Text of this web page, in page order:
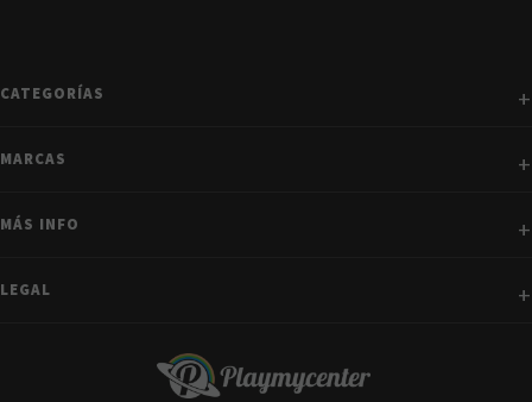
CATEGORÍAS
MARCAS
MÁS INFO
LEGAL